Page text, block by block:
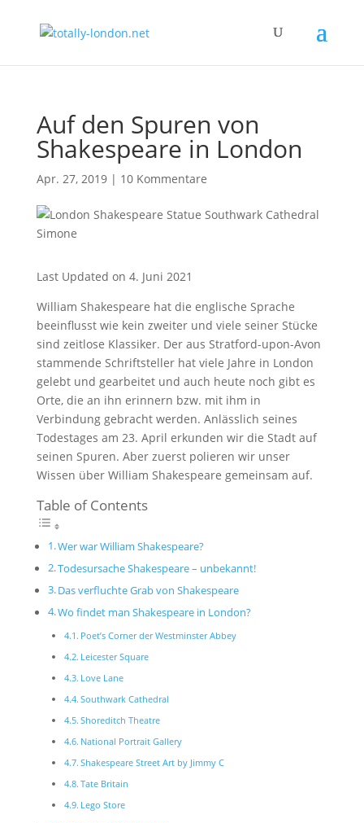
Auf den Spuren von
Shakespeare in London
Apr. 27, 2019| 10 Kommentare
Last Updated on 4. Juni 2021
William Shakespeare hat die englische Sprache
beeinflusst wie kein zweiter und viele seiner Stücke
sind zeitlose Klassiker. Der aus Stratford-upon-Avon
stammende Schriftsteller hat viele Jahre in London
gelebt und gearbeitet und auch heute noch gibt es
Orte, die an ihn erinnern bzw. mit ihm in
Verbindung gebracht werden. Anlässlich seines
Todestages am 23. April erkunden wir die Stadt auf
seinen Spuren. Aber zuerst polieren wir unser
Wissen über William Shakespeare gemeinsam auf.
Table of Contents
Wer war William Shakespeare?
Todesursache Shakespeare – unbekannt!
Das verfluchte Grab von Shakespeare
Wo findet man Shakespeare in London?
Poet’s Corner der Westminster Abbey
Leicester Square
Love Lane
Southwark Cathedral
Shoreditch Theatre
National Portrait Gallery
Shakespeare Street Art by Jimmy C
Tate Britain
Lego Store